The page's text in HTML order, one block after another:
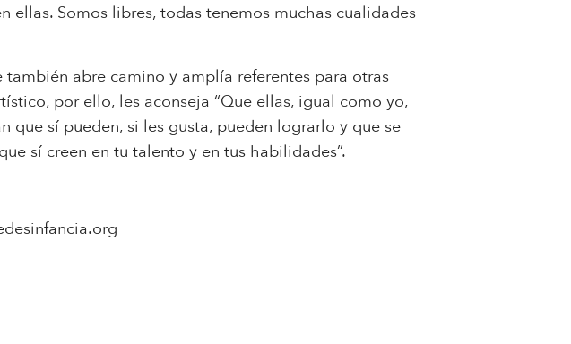
Somos libres, todas tenemos muchas cualidades
abre camino y amplía referentes para otras
por ello, les aconseja “Que ellas, igual como yo,
que sí pueden, si les gusta, pueden lograrlo y que se
sí creen en tu talento y en tus habilidades”.